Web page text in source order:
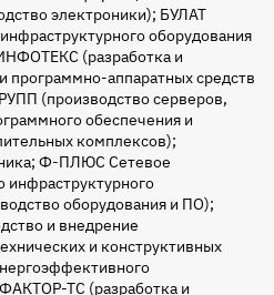
электроники); БУЛАТ
оборудования
(разработка и
программно-аппаратных средств
(производство серверов,
обеспечения и
комплексов);
Ф-ПЛЮС Сетевое
инфраструктурного
оборудования и ПО);
и внедрение
и конструктивных
ТС (разработка и